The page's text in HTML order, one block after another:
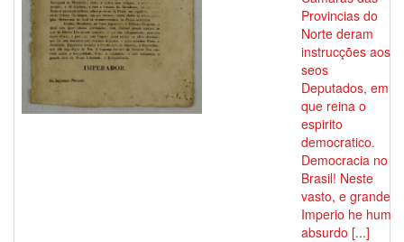
Provincias do
Norte deram
instrucções aos
seos
Deputados, em
que reina o
espirito
democratico.
Democracia no
Brasil! Neste
vasto, e grande
Imperio he hum
absurdo [...]